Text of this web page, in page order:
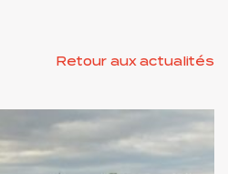
Retour aux actualités